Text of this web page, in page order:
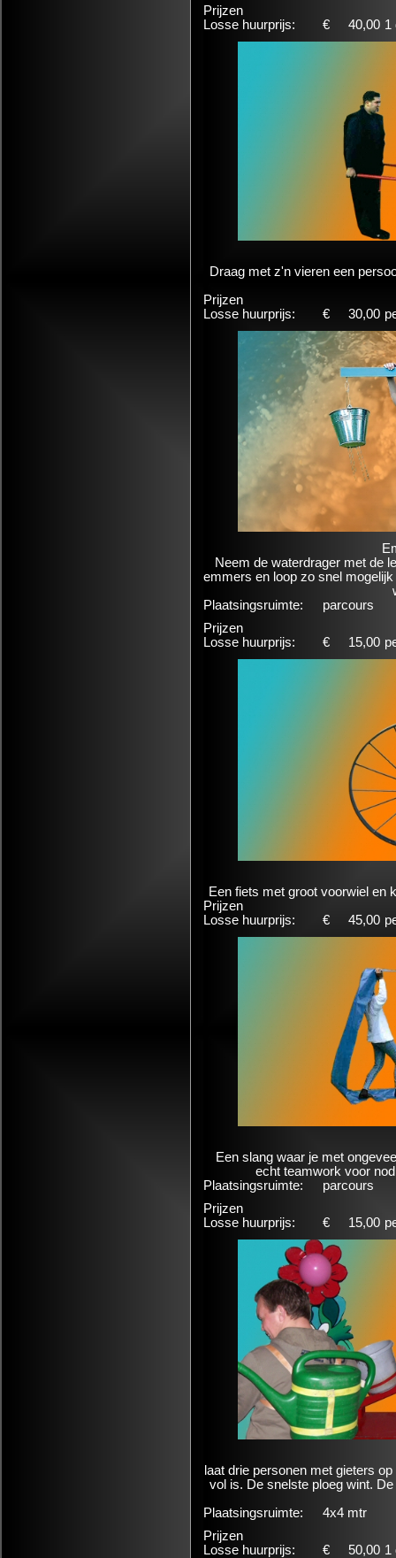
Prijzen
Losse huurprijs:
€ 40,00 1
Draag met z'n vieren een
Prijzen
Losse huurprijs:
€ 30,00
Neem de waterdrager met de
emmers en loop zo snel
Plaatsingsruimte:
parcours
Prijzen
Losse huurprijs:
€ 15,00
Een fiets met groot voorwiel en
Prijzen
Losse huurprijs:
€ 45,00
Een slang waar je met
echt teamwork voor
Plaatsingsruimte:
parcours
Prijzen
Losse huurprijs:
€ 15,00
laat drie personen met gieters
vol is. De snelste ploeg wint.
Plaatsingsruimte:
4x4 mtr
Prijzen
Losse huurprijs:
€ 50,00 1